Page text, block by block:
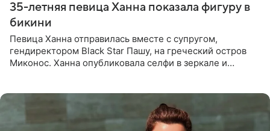
35-летняя певица Ханна показала фигуру в
бикини
Певица Ханна отправилась вместе с супругом,
гендиректором Black Star Пашу, на греческий остров
Миконос. Ханна опубликовала селфи в зеркале и